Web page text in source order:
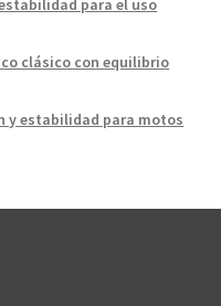
para el uso
clásico con equilibrio
y estabilidad para motos